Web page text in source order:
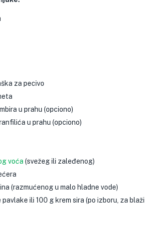
za pecivo
u prahu (opciono)
u prahu (opciono)
voća (svežeg ili zaleđenog)
(razmućenog u malo hladne vode)
ili 100 g krem sira (po izboru, za blaži